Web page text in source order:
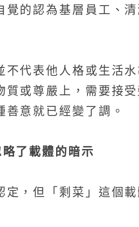
的認為基層員工、
代表他人格或生活
或尊嚴上，需要接
意就已經變了調。
了載體的暗示
，但「剩菜」這個